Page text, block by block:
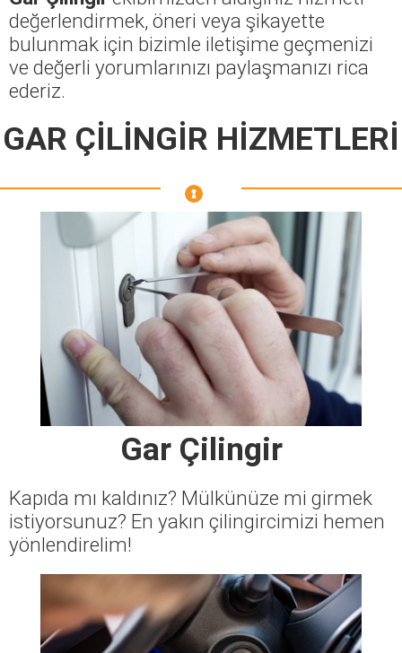
değerlendirmek, öneri veya şikayette
bulunmak için bizimle iletişime geçmenizi
ve değerli yorumlarınızı paylaşmanızı rica
ederiz.
GAR ÇİLİNGİR HİZMETLERİ
Gar Çilingir
Kapıda mı kaldınız? Mülkünüze mi girmek
istiyorsunuz? En yakın çilingircimizi hemen
yönlendirelim!